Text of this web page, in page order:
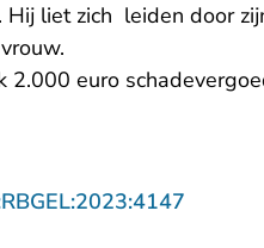
Hij liet zich leiden door
2.000 euro